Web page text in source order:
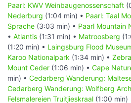
Paarl: KWV Weinbaugenossenschaft
Nederburg (1:04 min) • Paarl: Taal
Sprache (3:03 min) • Paarl Mountain
• Atlantis (1:31 min) • Matroosberg
(1:20 min) • Laingsburg Flood
Karoo Nationalpark (1:34 min) •
Mount Ceder (1:06 min) • Cape
min) • Cedarberg Wanderung:
Cedarberg Wanderung: Wolfberg Arch
Felsmalereien Truitjieskraal (1:00 min)